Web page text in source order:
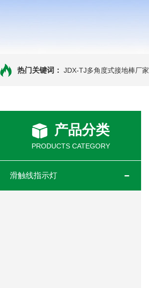
热门关键词： JDX-TJ多角度式接地棒厂家
产品分类
PRODUCTS CATEGORY
滑触线指示灯